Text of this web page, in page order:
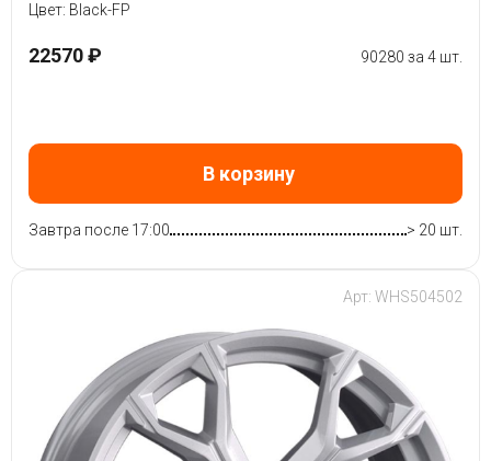
Цвет: Black-FP
22570 ₽ 90280 за 4 шт.
В корзину
Завтра после 17:00 > 20 шт.
Арт: WHS504502